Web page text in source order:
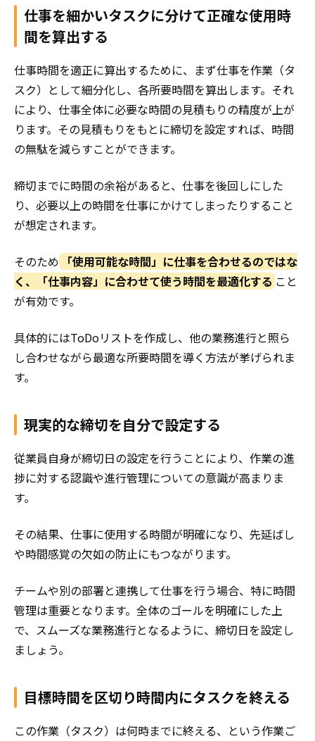
仕事を細かいタスクに分けて正確な使用時
間を算出する
仕事時間を適正に算出するために、まず仕事を作業（タ
スク）として細分化し、各所要時間を算出します。それ
により、仕事全体に必要な時間の見積もりの精度が上が
ります。その見積もりをもとに締切を設定すれば、時間
の無駄を減らすことができます。
締切までに時間の余裕があると、仕事を後回しにした
り、必要以上の時間を仕事にかけてしまったりすること
が想定されます。
そのため
「使用可能な時間」に仕事を合わせるのではな
く、「仕事内容」に合わせて使う時間を最適化する こと
が有効です。
具体的にはToDoリストを作成し、他の業務進行と照ら
し合わせながら最適な所要時間を導く方法が挙げられま
す。
現実的な締切を自分で設定する
従業員自身が締切日の設定を行うことにより、作業の進
捗に対する認識や進行管理についての意識が高まりま
す。
その結果、仕事に使用する時間が明確になり、先延ばし
や時間感覚の欠如の防止にもつながります。
チームや別の部署と連携して仕事を行う場合、特に時間
管理は重要となります。全体のゴールを明確にした上
で、スムーズな業務進行となるように、締切日を設定し
ましょう。
目標時間を区切り時間内にタスクを終える
この作業（タスク）は何時までに終える、という作業ご